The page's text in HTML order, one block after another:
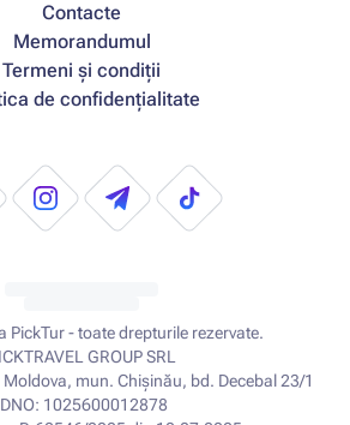
Contacte
Memorandumul
Termeni și condiții
de confidențialitate
PickTur - toate drepturile rezervate.
GROUP SRL
mun. Chișinău, bd. Decebal 23/1
1025600012878